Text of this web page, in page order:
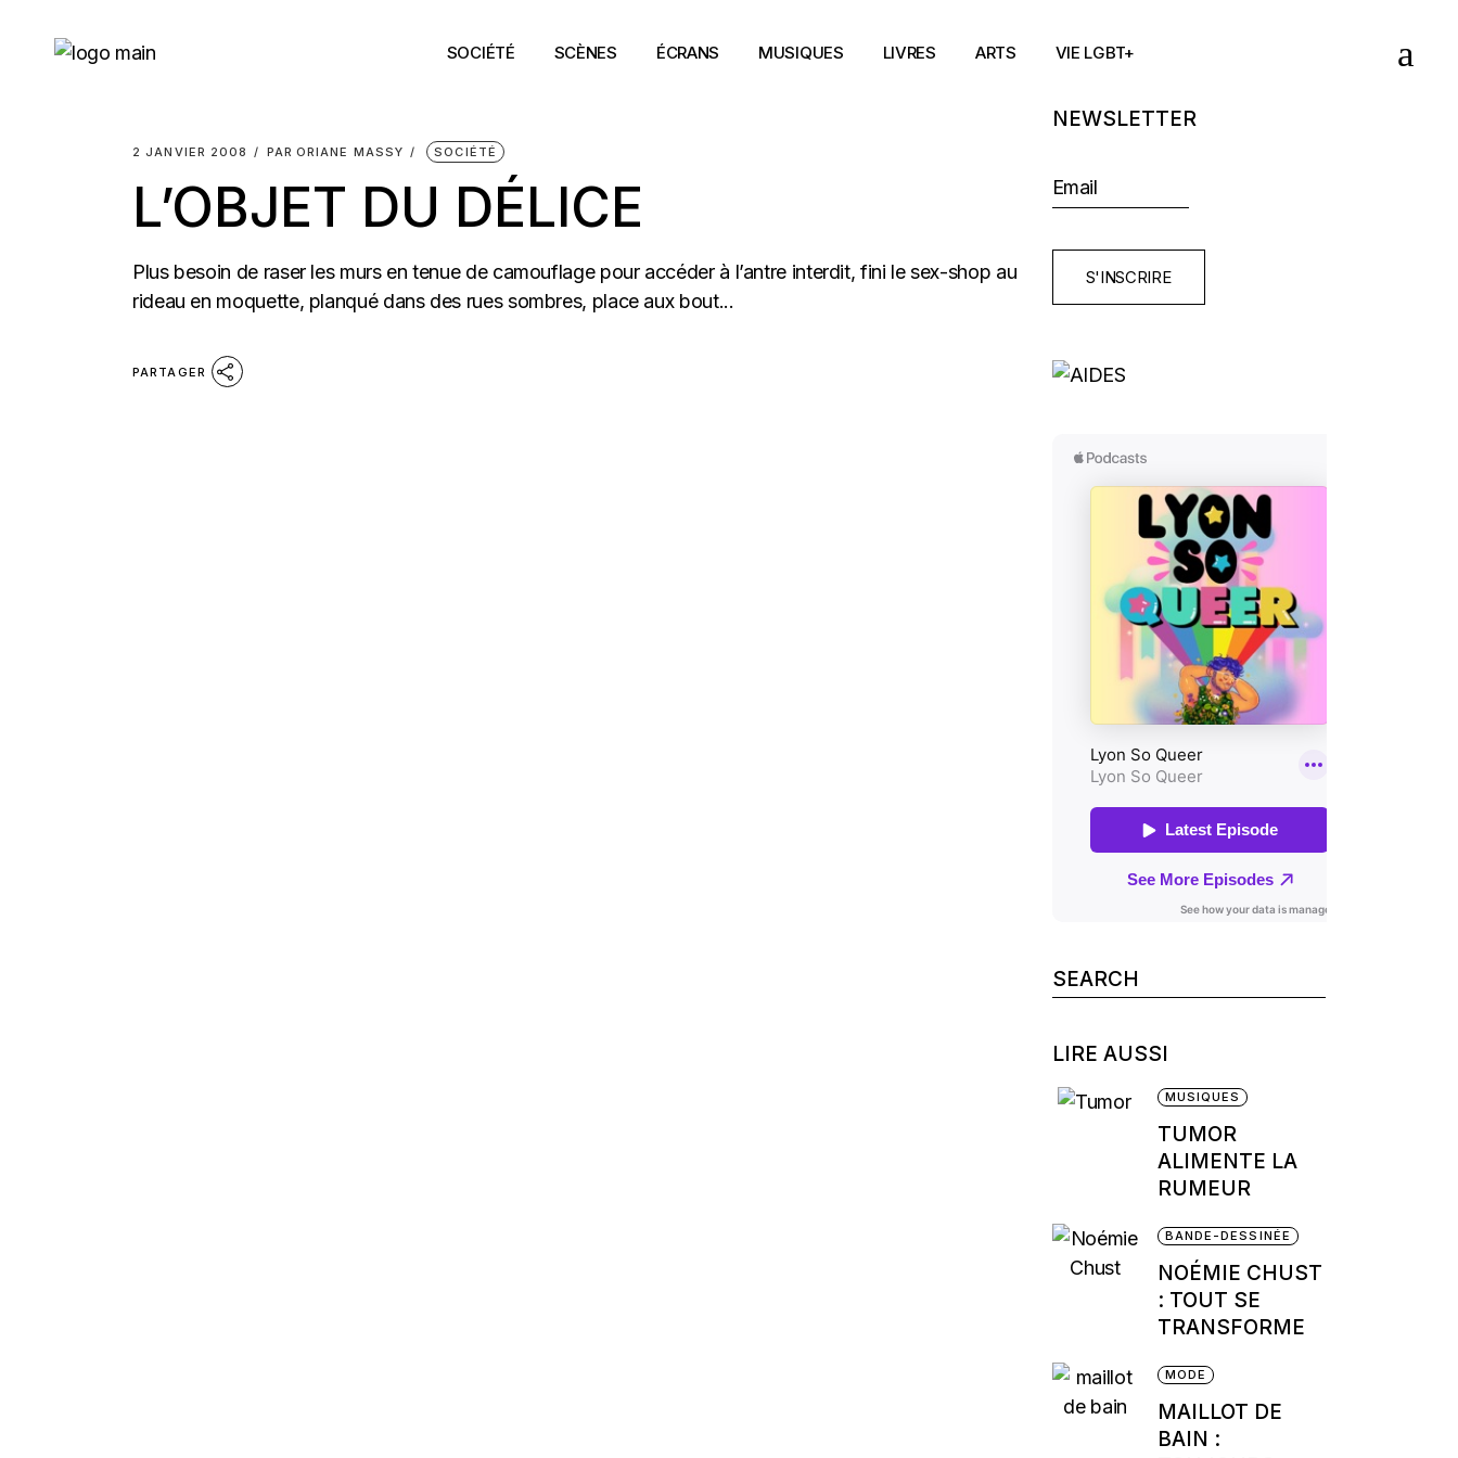
SOCIÉTÉ SCÈNES ÉCRANS MUSIQUES LIVRES ARTS VIE LGBT+
2 JANVIER 2008 PAR ORIANE MASSY SOCIÉTÉ
L’OBJET DU DÉLICE
Plus besoin de raser les murs en tenue de camouflage pour accéder à l’antre interdit, fini le sex-shop au
rideau en moquette, planqué dans des rues sombres, place aux bout...
PARTAGER
NEWSLETTER
S'INSCRIRE
Search
for:
LIRE AUSSI
MUSIQUES
TUMOR
ALIMENTE LA
RUMEUR
BANDE-DESSINÉE
NOÉMIE CHUST
: TOUT SE
TRANSFORME
MODE
MAILLOT DE
BAIN :